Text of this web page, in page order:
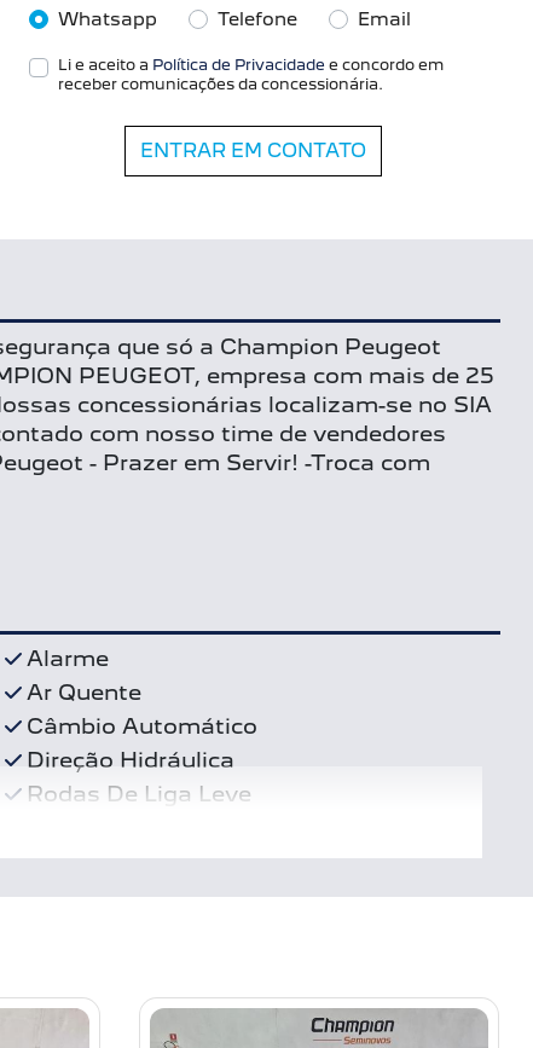
Whatsapp Telefone Email
Li e aceito a Política de Privacidade e concordo em
receber comunicações da concessionária.
ENTRAR EM CONTATO
que só a Champion Peugeot
PEUGEOT, empresa com mais de 25
concessionárias localizam-se no SIA
com nosso time de vendedores
- Prazer em Servir! -Troca com
Alarme
Ar Quente
Câmbio Automático
Direção Hidráulica
Rodas De Liga Leve